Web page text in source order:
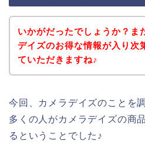
いかがだったでしょうか？ま
デイズのお得な情報が入り次
ていただきますね♪
今回、カメラデイズのことを
多くの人がカメラデイズの商
るということでした♪